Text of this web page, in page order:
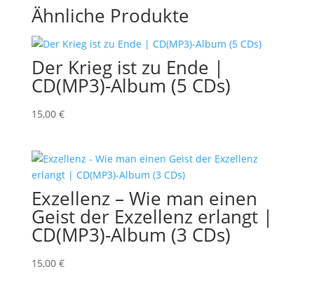
Ähnliche Produkte
Der Krieg ist zu Ende |
CD(MP3)-Album (5 CDs)
15,00 €
Exzellenz – Wie man einen
Geist der Exzellenz erlangt |
CD(MP3)-Album (3 CDs)
15,00 €